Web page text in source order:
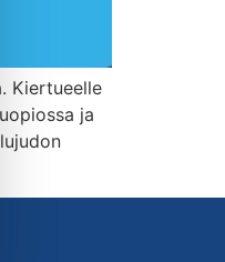
Kiertueelle
ja